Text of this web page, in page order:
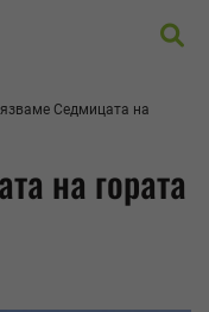
Седмицата на
на гората